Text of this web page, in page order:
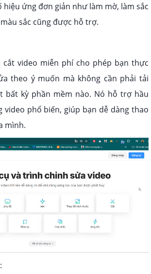
hiệu ứng đơn giản như làm mờ, làm sắc
sắc cũng được hỗ trợ.
cắt video miễn phí cho phép bạn thực
theo ý muốn mà không cần phải tải
bất kỳ phần mềm nào. Nó hỗ trợ hầu
video phổ biến, giúp bạn dễ dàng thao
mình.